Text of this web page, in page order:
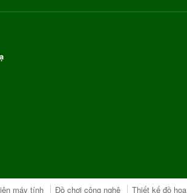
máy tính Đồ chơi công nghệ Thiết kế đồ họa